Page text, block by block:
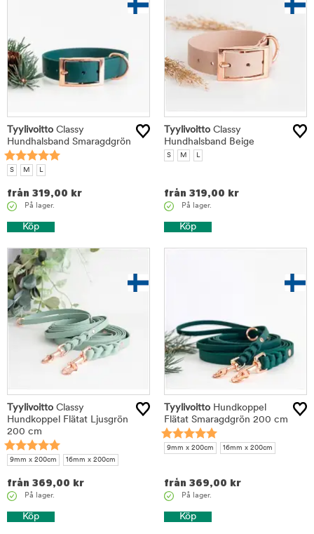
Tyylivoitto Classy
Hundhalsband Smaragdgrön
S M L
från 319,00 kr
På lager.
Köp
Tyylivoitto Classy
Hundhalsband Beige
S M L
från 319,00 kr
På lager.
Köp
Tyylivoitto Classy
Hundkoppel Flätat Ljusgrön
200 cm
9mm x 200cm 16mm x 200cm
från 369,00 kr
På lager.
Köp
Tyylivoitto Hundkoppel
Flätat Smaragdgrön 200 cm
9mm x 200cm 16mm x 200cm
från 369,00 kr
På lager.
Köp